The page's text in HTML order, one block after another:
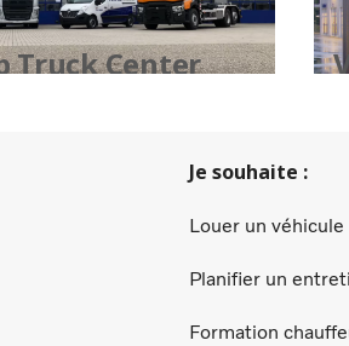
Truck Center
Je souhaite :
Louer un véhicule
Planifier un
Formation